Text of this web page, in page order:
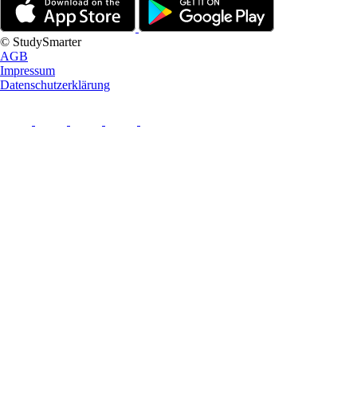
© StudySmarter
AGB
Impressum
Datenschutzerklärung